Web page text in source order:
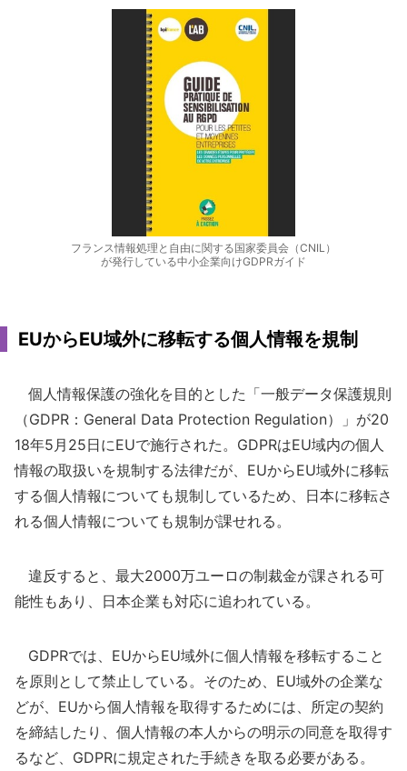
フランス情報処理と自由に関する国家委員会（CNIL）
が発行している中小企業向けGDPRガイド
EUからEU域外に移転する個人情報を規制
個人情報保護の強化を目的とした「一般データ保護規則
（GDPR：General Data Protection Regulation）」が20
18年5月25日にEUで施行された。GDPRはEU域内の個人
情報の取扱いを規制する法律だが、EUからEU域外に移転
する個人情報についても規制しているため、日本に移転さ
れる個人情報についても規制が課せれる。
違反すると、最大2000万ユーロの制裁金が課される可
能性もあり、日本企業も対応に追われている。
GDPRでは、EUからEU域外に個人情報を移転すること
を原則として禁止している。そのため、EU域外の企業な
どが、EUから個人情報を取得するためには、所定の契約
を締結したり、個人情報の本人からの明示の同意を取得す
るなど、GDPRに規定された手続きを取る必要がある。